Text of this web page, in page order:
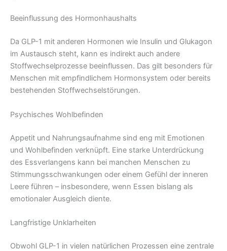
Beeinflussung des Hormonhaushalts
Da GLP-1 mit anderen Hormonen wie Insulin und Glukagon
im Austausch steht, kann es indirekt auch andere
Stoffwechselprozesse beeinflussen. Das gilt besonders für
Menschen mit empfindlichem Hormonsystem oder bereits
bestehenden Stoffwechselstörungen.
Psychisches Wohlbefinden
Appetit und Nahrungsaufnahme sind eng mit Emotionen
und Wohlbefinden verknüpft. Eine starke Unterdrückung
des Essverlangens kann bei manchen Menschen zu
Stimmungsschwankungen oder einem Gefühl der inneren
Leere führen – insbesondere, wenn Essen bislang als
emotionaler Ausgleich diente.
Langfristige Unklarheiten
Obwohl GLP-1 in vielen natürlichen Prozessen eine zentrale